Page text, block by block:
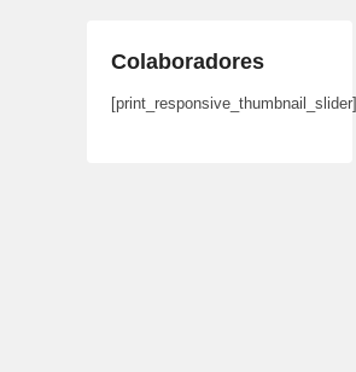
Colaboradores
[print_responsive_thumbnail_slider]